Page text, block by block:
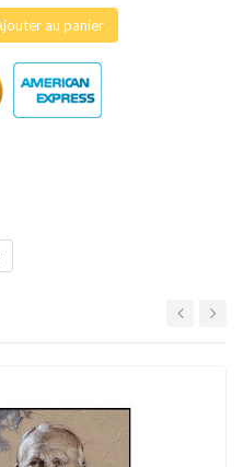
au panier